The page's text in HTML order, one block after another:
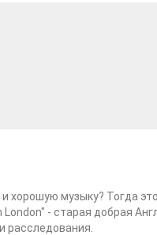
хорошую музыку? Тогда
- старая добрая
расследования.